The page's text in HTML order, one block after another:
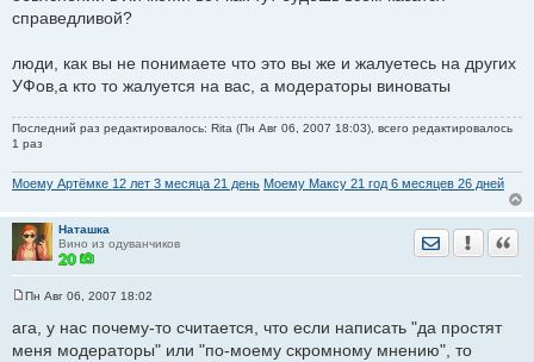
справедливой?
люди, как вы не понимаете что это вы же и жалуетесь на других
УФов,а кто то жалуется на вас, а модераторы виноваты
Последний раз редактировалось: Rita (Пн Авг 06, 2007 18:03), всего редактировалось
1 раз
Моему Артёмке 12 лет 3 месяца 21 день Моему Максу 21 год 6 месяцев 26 дней
Наташка
Вино из одуванчиков
Отправить
о
б
Пн Авг 06, 2007 18:02
ага, у нас почему-то считается, что если написать "да простят
меня модераторы" или "по-моему скромному мнению", то